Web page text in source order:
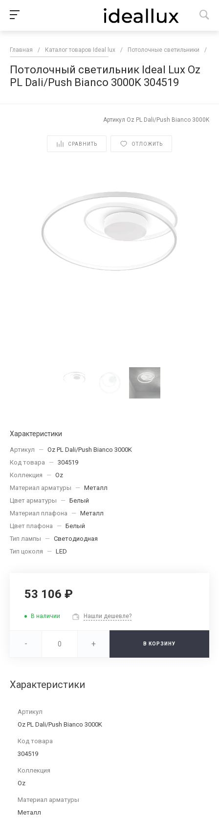
Главная / Каталог товаров Ideal lux / Потолочные светильники /
Потолочный светильник Ideal Lux Oz
PL Dali/Push Bianco 3000K 304519
Артикул Oz PL Dali/Push Bianco 3000K
СРАВНИТЬ ОТЛОЖИТЬ
Характеристики
Артикул — Oz PL Dali/Push Bianco 3000K
Код товара
— 304519
Коллекция
— Oz
Материал арматуры
— Металл
Цвет арматуры
— Белый
Материал плафона
— Металл
Цвет плафона
— Белый
Тип лампы
— Светодиодная
Тип цоколя
— LED
53 106 ₽
В наличии Нашли дешевле?
- + В КОРЗИНУ
Характеристики
Артикул
Oz PL Dali/Push Bianco 3000K
Код товара
304519
Коллекция
Oz
Материал арматуры
Металл